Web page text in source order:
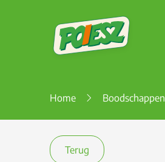
Home Boodschappen
Terug